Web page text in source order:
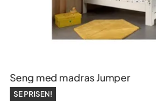
Seng med madras Jumper
SE PRISEN!